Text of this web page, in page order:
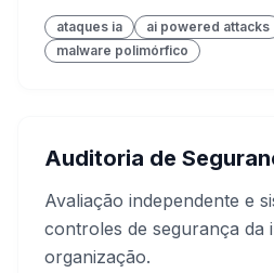
ataques ia ai powered attacks
malware polimórfico
Auditoria de
Avaliação independente e
controles de segurança da
organização.